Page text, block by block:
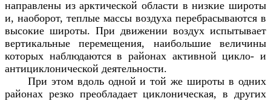
направлены из арктической области в низкие широты
и, наоборот, теплые массы воздуха перебрасываются в
высокие широты. При движении воздух испытывает
вертикальные перемещения, наибольшие величины
которых наблюдаются в районах активной цикло- и
антициклонической деятельности.
При этом вдоль одной и той же широты в одних
районах резко преобладает циклоническая, в других